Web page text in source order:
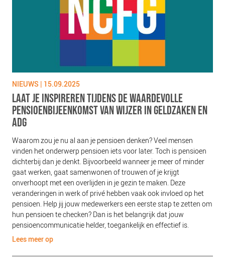
NIEUWS | 15.09.2025
LAAT JE INSPIREREN TIJDENS DE WAARDEVOLLE
PENSIOENBIJEENKOMST VAN WIJZER IN GELDZAKEN EN
ADG
Waarom zou je nu al aan je pensioen denken? Veel mensen
vinden het onderwerp pensioen iets voor later. Toch is pensioen
dichterbij dan je denkt. Bijvoorbeeld wanneer je meer of minder
gaat werken, gaat samenwonen of trouwen of je krijgt
onverhoopt met een overlijden in je gezin te maken. Deze
veranderingen in werk of privé hebben vaak ook invloed op het
pensioen. Help jij jouw medewerkers een eerste stap te zetten om
hun pensioen te checken? Dan is het belangrijk dat jouw
pensioencommunicatie helder, toegankelijk en effectief is.
Lees meer op